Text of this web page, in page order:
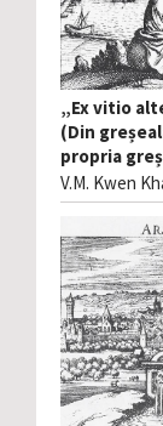
„Ex vitio
(Din
propria
V.M. Kwen